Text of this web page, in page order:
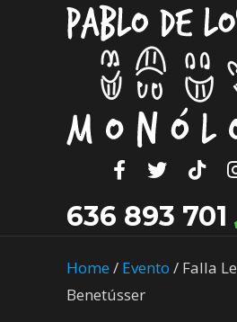
636 893 701
Home/ Evento / Falla
Benetússer